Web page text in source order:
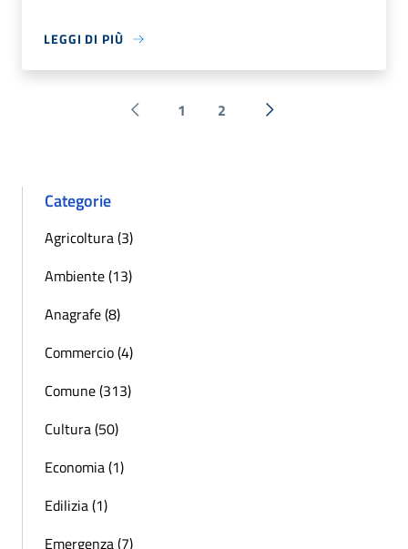
LEGGI DI PIÙ
Pagina precedente
1 2 Successiva »
Categorie
Agricoltura (3)
Ambiente (13)
Anagrafe (8)
Commercio (4)
Comune (313)
Cultura (50)
Economia (1)
Edilizia (1)
Emergenza (7)